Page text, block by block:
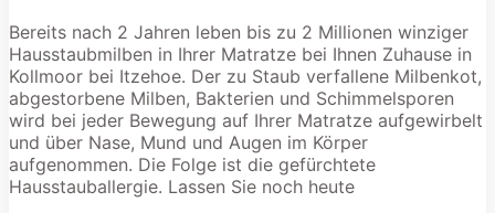
Bereits nach 2 Jahren leben bis zu 2 Millionen winziger
Hausstaubmilben in Ihrer Matratze bei Ihnen Zuhause in
Kollmoor bei Itzehoe. Der zu Staub verfallene Milbenkot,
abgestorbene Milben, Bakterien und Schimmelsporen
wird bei jeder Bewegung auf Ihrer Matratze aufgewirbelt
und über Nase, Mund und Augen im Körper
aufgenommen. Die Folge ist die gefürchtete
Hausstauballergie. Lassen Sie noch heute